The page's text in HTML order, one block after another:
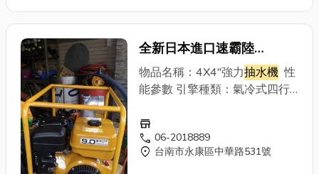
520X370X420mm
全新日本進口速霸陸
(ROBIN)自吸式4”強力抽水
機(免運費貨到付款)~(原裝
物品名稱：4X4"強力抽水機性
能參數 引擎種類：氣冷式四行
2000Liter/min全 揚 程：30M
出 力：9HP/4000r.p.m.使用燃
料：95無鉛汽油((含稅價為
store
call 06-2018889
location_on 台南市永康區中華路531號